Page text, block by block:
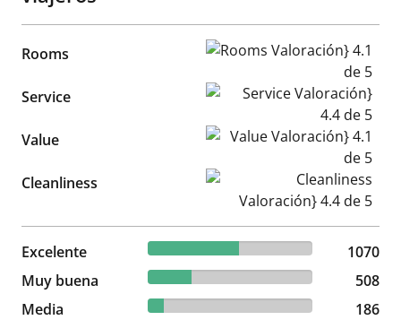
Rooms Rooms Valoración} 4.1 de 5
Service Service Valoración} 4.4 de 5
Value Value Valoración} 4.1 de 5
Cleanliness Cleanliness Valoración} 4.4
Excelente 55.38% reviewed Excelente
1070 reviews
1070
Muy buena
26.29% reviewed Muy buena
508 reviews
508
Media
9.63% reviewed Media
186 reviews 186